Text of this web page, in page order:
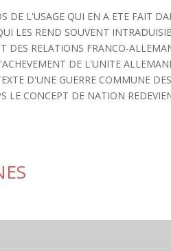
DE L'USAGE QUI EN A ETE FAIT
LES REND SOUVENT
DES RELATIONS FRANCO-
DE L'UNITE
D'UNE GUERRE COMMUNE
LE CONCEPT DE NATION